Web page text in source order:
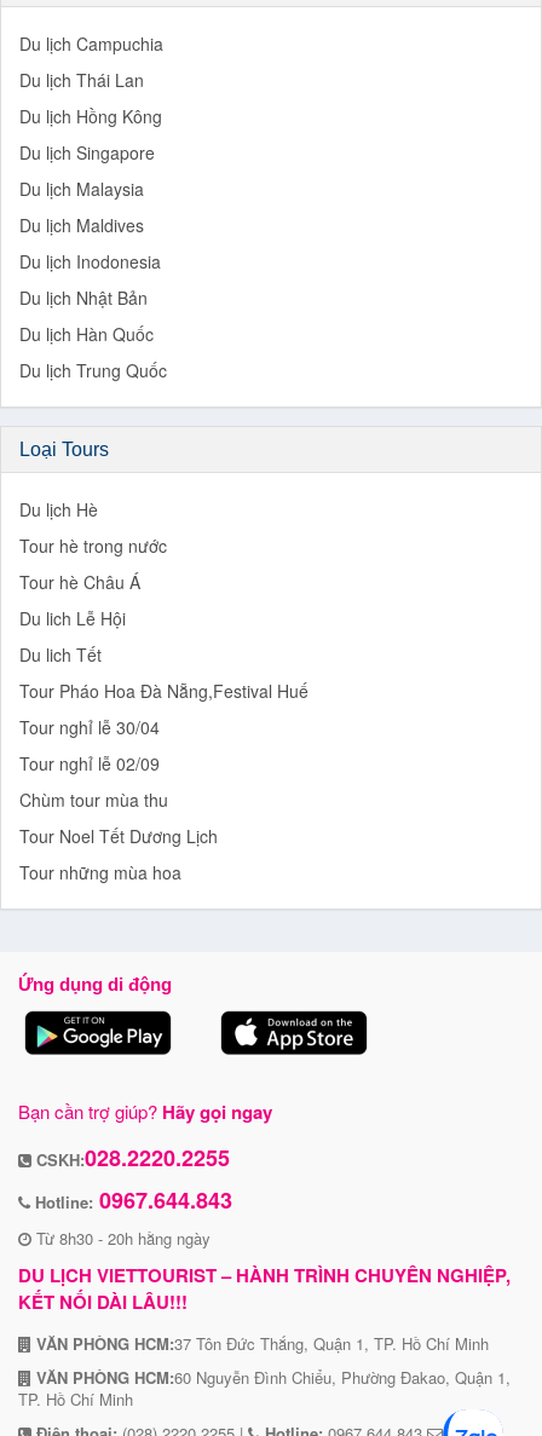
Du lịch Campuchia
Du lịch Thái Lan
Du lịch Hồng Kông
Du lịch Singapore
Du lịch Malaysia
Du lịch Maldives
Du lịch Inodonesia
Du lịch Nhật Bản
Du lịch Hàn Quốc
Du lịch Trung Quốc
Loại Tours
Du lịch Hè
Tour hè trong nước
Tour hè Châu Á
Du lich Lễ Hội
Du lich Tết
Tour Pháo Hoa Đà Nẵng,Festival Huế
Tour nghỉ lễ 30/04
Tour nghỉ lễ 02/09
Chùm tour mùa thu
Tour Noel Tết Dương Lịch
Tour những mùa hoa
Ứng dụng di động
Bạn cần trợ giúp? Hãy gọi ngay
CSKH:028.2220.2255
Hotline: 0967.644.843
Từ 8h30 - 20h hằng ngày
DU LỊCH VIETTOURIST – HÀNH TRÌNH CHUYÊN NGHIỆP,
KẾT NỐI DÀI LÂU!!!
VĂN PHÒNG HCM:37 Tôn Đức Thắng, Quận 1, TP. Hồ Chí Minh
VĂN PHÒNG HCM:60 Nguyễn Đình Chiểu, Phường Đakao, Quận 1,
TP. Hồ Chí Minh